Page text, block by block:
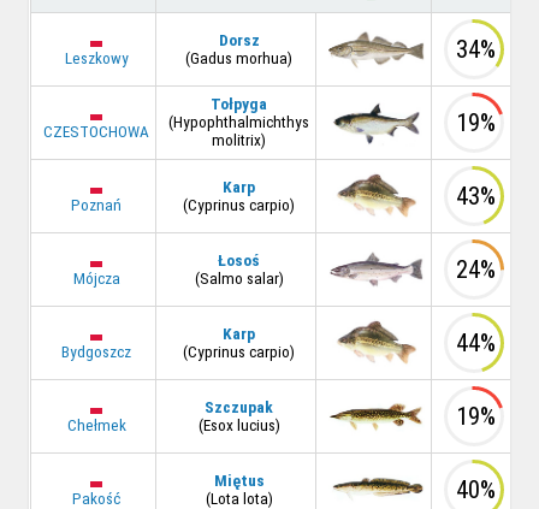
Leszkowy
Dorsz
(Gadus morhua)
34%
CZESTOCHOWA
Tołpyga
(Hypophthalmichthys
molitrix)
19%
Poznań
Karp
(Cyprinus carpio)
43%
Mójcza
Łosoś
(Salmo salar)
24%
Bydgoszcz
Karp
(Cyprinus carpio)
44%
Chełmek
Szczupak
(Esox lucius)
19%
Pakość
Miętus
(Lota lota)
40%